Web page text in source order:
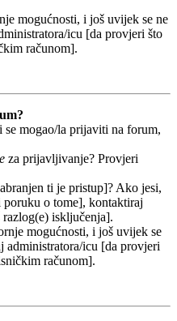
mogućnosti, i još uvijek se ne
icu [da provjeri što
računom].
se mogao/la prijaviti na forum,
za prijavljivanje? Provjeri
ti je pristup]? Ako jesi,
o tome], kontaktiraj
razlog(e) isključenja].
mogućnosti, i još uvijek se
administratora/icu [da provjeri
računom].